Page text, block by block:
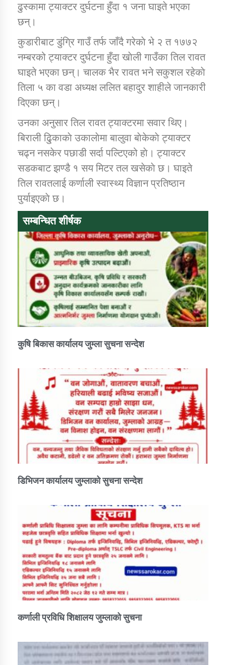
कर्णाली प्रविधि शिक्षालय जुम्लाको सुचना
सामाजिक बिकास कार्यालय जुम्लाकाे सुचना
कार्यक्रम कार्यान्वयन एकाई जुम्लाको सुचना
कर्णाली प्राविधि शिक्षालय जुम्लाको सुचना
तातोपानी गाउँपालिकाको न्यायिक समिति सम्बन्धी सन्देश
तातोपानी गाउँपालिका जुम्लाको महिला तथा लैङ्गिक हिंसा
सम्बन्धी सूचना सन्देश
तातोपानी गाउँपालिका जुम्लाको महिनावारी सम्बन्धिकाे
तातोपानी गाउँपालिका जुम्लाको बालविवाह सन्देश
तातोपानी गाउँपालिका जुम्लाको सूचना
तातोपानी गाउँपालिका जुम्लाको सूचना
ढुस्कामा ट्याक्टर दुर्घटना हुँदा १ जना घाइते भएका
छन्।
कुडारीबाट डुंग्रि गाउँ तर्फ जाँदै गरेकाे भे २ त १७७२
नम्बरको ट्याक्टर दुर्घटना हुँदा खाेली गाउँका तिल रावत
घाइते भएका छन्। चालक भैर रावत भने सकुशल रहेकाे
तिला ५ का वडा अध्यक्ष ललित बहादुर शाहीले जानकारी
दिएका छन्।
उनका अनुसार तिल रावत ट्याक्टरमा सवार थिए।
बिराली ढुि्काकाे उकालाेमा बालुवा बाेकेकाे ट्याक्टर
चढ्न नसकेर पछाडी सर्दा पल्टिएको हाे। ट्याक्टर
सडकबाट झण्डै १ सय मिटर तल खसेकाे छ। घाइते
तिल रावतलाई कर्णाली स्वास्थ्य विज्ञान प्रतिष्ठान
पुर्याइएकाे छ।
सम्बन्धित शीर्षक
कुषि बिकास कार्यालय जुम्ला सुचना सन्देश
डिभिजन कार्यालय जुम्लाको सुचना सन्देश
कर्णाली प्रविधि शिक्षालय जुम्लाको सुचना